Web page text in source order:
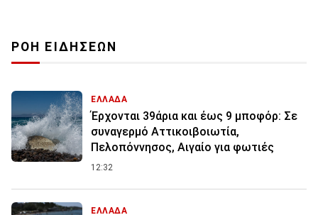
ΡΟΗ ΕΙΔΗΣΕΩΝ
ΕΛΛΑΔΑ
Έρχονται 39άρια και έως 9 μποφόρ: Σε
συναγερμό Αττικοιβοιωτία,
Πελοπόννησος, Αιγαίο για φωτιές
12:32
ΕΛΛΑΔΑ